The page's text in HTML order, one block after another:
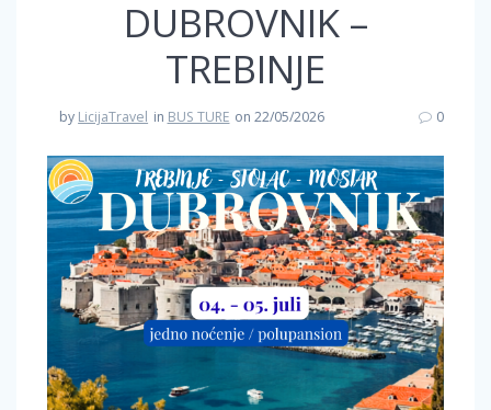
DUBROVNIK –
TREBINJE
by LicijaTravel in BUS TURE on 22/05/2026 0